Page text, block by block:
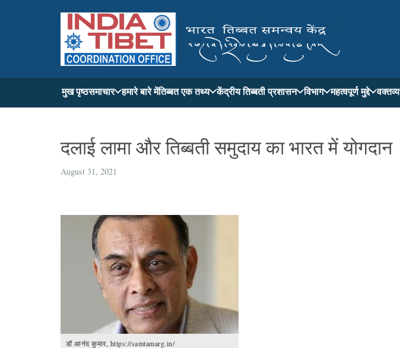
मुख पृष्ठसमाचार हमारे बारे मेंतिब्बत एक तथ्य केंद्रीय तिब्बती प्रशासन विभाग महत्वपूर्ण मुद्दे वक्तव्य
दलाई लामा और तिब्बती समुदाय का भारत में योगदान
August 31, 2021
डॉ आनंद कुमार, https://samtamarg.in/